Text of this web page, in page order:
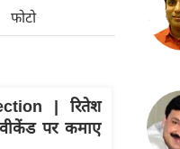
फोटो
| रितेश
पर कमाए